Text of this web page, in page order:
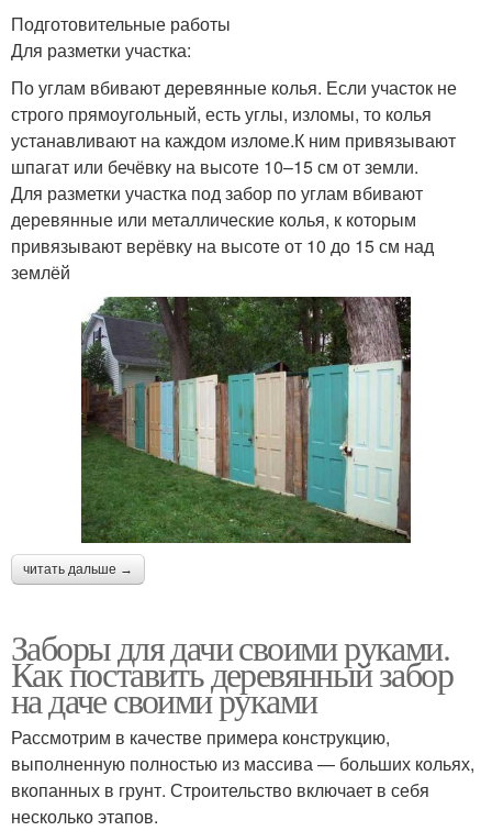
Забор из профнастила Бюджетные заборы
Современный забор Красивый забор
Забор в зависимости Забор из рабицы
Требования к забору
Подготовительные работы
Для разметки участка:
По углам вбивают деревянные колья. Если участок не
строго прямоугольный, есть углы, изломы, то колья
устанавливают на каждом изломе.К ним привязывают
шпагат или бечёвку на высоте 10–15 см от земли.
Для разметки участка под забор по углам вбивают
деревянные или металлические колья, к которым
привязывают верёвку на высоте от 10 до 15 см над
землёй
читать дальше →
Заборы для дачи своими руками.
Как поставить деревянный забор
на даче своими руками
Рассмотрим в качестве примера конструкцию,
выполненную полностью из массива — больших кольях,
вкопанных в грунт. Строительство включает в себя
несколько этапов.